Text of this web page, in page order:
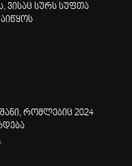
ვისაც სურს სუფთა
რომლებიც 2024